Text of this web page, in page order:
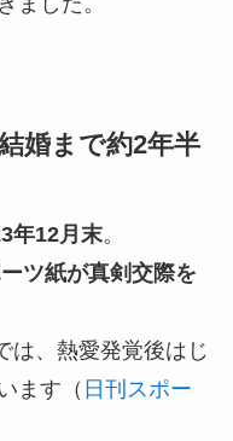
婚まで約2年半
年12月末。
ツ紙が真剣交際を
は、熱愛発覚後はじ
ます（ 日刊スポー